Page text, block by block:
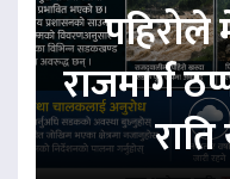
पहिरोले
राजमार्ग